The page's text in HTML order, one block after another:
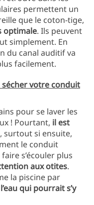
permettent un
que le coton-tige,
optimale. Ils peuvent
simplement. En
du canal auditif va
facilement.
sécher votre conduit
pour se laver les
! Pourtant, il est
, surtout si ensuite,
le conduit
s’écouler plus
aux otites.
la piscine par
qui pourrait s’y